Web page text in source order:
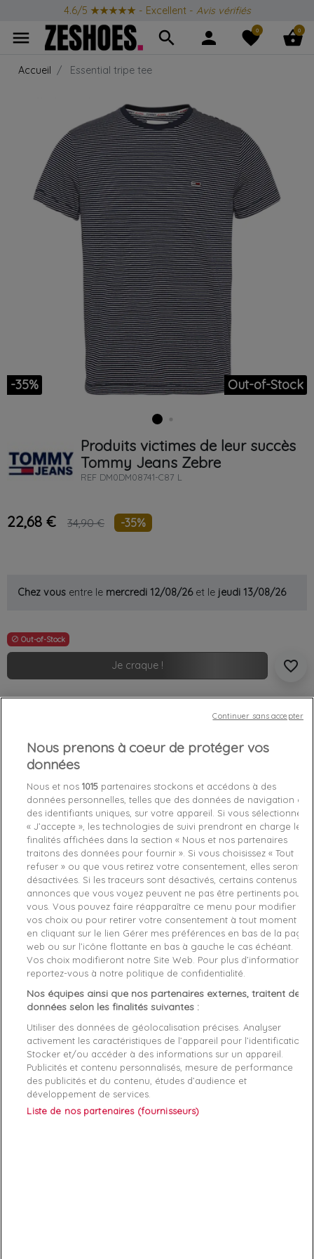
4.6/5 ★★★★★ - Excellent - Avis vérifiés
menu search person favorite
0 shopping_basket
0
Accueil Essential tripe tee
-35% Out-of-Stock
Produits victimes de leur succès
Tommy Jeans Zebre
REF DM0DM08741-C87 L
22,68 € 34,90 € -35%
Chez vous entre le mercredi 12/08/26et le jeudi 13/08/26
 Out-of-Stock
Je craque ! favorite_border
Caractéristiques produit
Détails du produit Avis Vérifiés(1) Fabriquant
Référence DM0DM08741-C87 L
Fiche technique
Couleur Zebre
Matière Coton
Genre Homme
Rayon Vetement
Démarque 35 %
Références spécifiques
Nous prenons à coeur de protéger vos
données
Nous et nos1015 partenaires stockons et accédons à des
données personnelles, telles que des données de navigation ou
des identifiants uniques, sur votre appareil. Si vous sélectionnez
« J’accepte », les technologies de suivi prendront en charge les
finalités affichées dans la section « Nous et nos partenaires
traitons des données pour fournir ». Si vous choisissez « Tout
refuser » ou que vous retirez votre consentement, elles seront
désactivées. Si les traceurs sont désactivés, certains contenus et
annonces que vous voyez peuvent ne pas être pertinents pour
vous. Vous pouvez faire réapparaître ce menu pour modifier
vos choix ou pour retirer votre consentement à tout moment
en cliquant sur le lien Gérer mes préférences en bas de la page
web ou sur l’icône flottante en bas à gauche le cas échéant.
Vos choix modifieront notre Site Web. Pour plus d’informations,
reportez-vous à notre politique de confidentialité.
Nos équipes ainsi que nos partenaires externes, traitent des
données selon les finalités suivantes :
Utiliser des données de géolocalisation précises. Analyser
activement les caractéristiques de l’appareil pour l’identification.
Stocker et/ou accéder à des informations sur un appareil.
Publicités et contenu personnalisés, mesure de performance
des publicités et du contenu, études d’audience et
développement de services.
Liste de nos partenaires (fournisseurs)
Continuer sans accepter